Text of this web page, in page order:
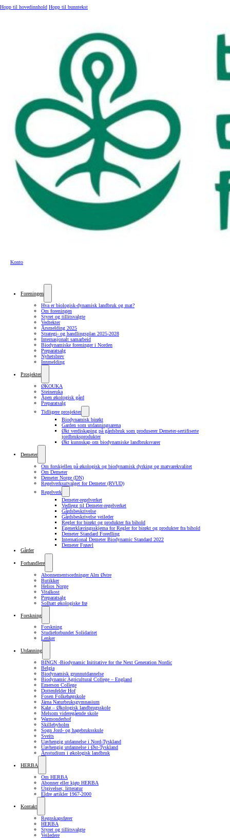
Hopp til hovedinnhold Hopp til bunntekst
Konto
Foreningen
Hva er biologisk-dynamisk landbruk og mat?
Om foreningen
Styret og tillitsvalgte
Vedtekter
Årsmelding 2025
Strategi- og handlingsplan 2025-2028
Internasjonalt samarbeid
Biodynamiske foreninger i Norden
Preparatsalg
Nyhetsbrev
Innmelding
Prosjekter
ØKOUKA
Steineruka
Åpen økologisk gård
Preparatsalg
Tidligere prosjekter
Biodynamisk birøkt
Garden som utdanningsarena
Økt verdiskaping på gårdsbruk som produserer Demeter-sertifiserte
jordbruksprodukter
Økt kunnskap om biodynamiske landbruksvarer
Demeter
Om forskjellen på økologisk og biodynamisk dyrking og matvarekvalitet
Om Demeter
Demeter Norge (DN)
Regelverksutvalget for Demeter (RVUD)
Regelverk
Demeter-regelverket
Vedlegg til Demeter-regelverket
Gårdsbeskrivelse
Gårdsbeskrivelse veileder
Regler for birøkt og produkter fra bihold
Egenerklæringsskjema for Regler for birøkt og produkter fra bihold
Demeter Standard Foredling
International Demeter Biodynamic Standard 2022
Demeter Frøavl
Gårder
Forhandlere
Abonnementsordninger Alm Østre
Butikker
Helios Norge
Vitalkost
Preparatsalg
Solhatt økologiske frø
Forskning
Forskning
Studieforbundet Solidaritet
Lenker
Utdanning
BINGN -Biodynamic Inititative for the Next Generation Nordic
Belgia
Biodynamisk grunnutdannelse
Biodynamic Agricultural College – England
Emerson College
Dottenfelder Hof
Fosen Folkehøgskole
Järna Naturbruksgymnasium
Kalø – Økologisk landbrugsskole
Melsom videregående skole
Warmonderhof
Skillebyholm
Sogn Jord- og hagebruksskule
Sveits
Uavhengig utdannelse i Nord-Tyskland
Uavhengig utdannelse i Øst-Tyskland
Årsstudium i økologisk landbruk
HERBA
Om HERBA
Abonner eller kjøp HERBA
Utgivelser, litteratur
Eldre artikler 1967-2000
Kontakt
Regnskapsfører
HERBA
Styret og tillitsvalgte
Veiledere